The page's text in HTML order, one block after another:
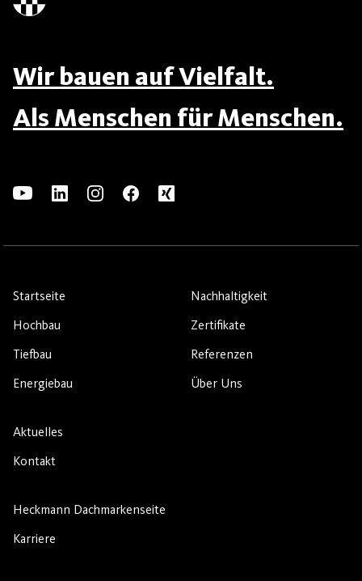
Wir bauen auf Vielfalt.
Als Menschen für Menschen.
Startseite
Hochbau
Tiefbau
Energiebau
Nachhaltigkeit
Zertifikate
Referenzen
Über Uns
Aktuelles
Kontakt
Heckmann Dachmarkenseite
Karriere